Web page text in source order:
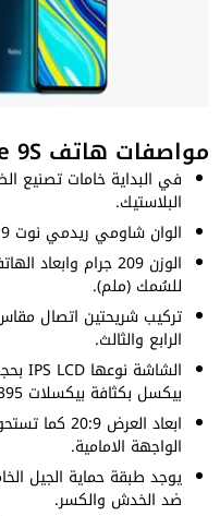
مواصفات هاتف Xiaomi Redmi Note 9S
في البداية خامات تصنيع
البلاستيك.
الوان شاومي ريدمي نوت 9 اس: الأزرق – الأبيض – الرمادي.
للسُمك (ملم).
تركيب شريحتين اتصال
الرابع والثالث.
بيكسل بكثافة بيكسلات 395 بيكسل لكل بوصة.
الواجهة الامامية.
يوجد طبقة حماية الجيل
ضد الخدش والكسر.